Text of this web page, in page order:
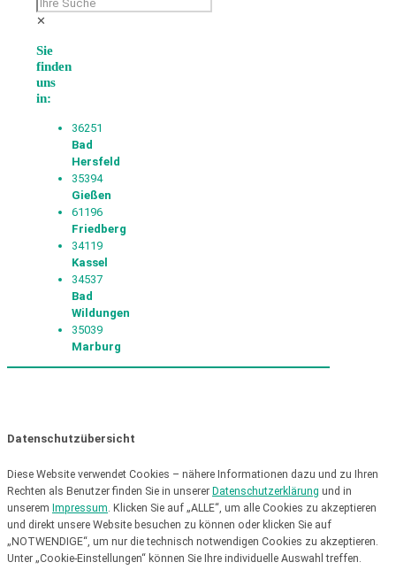
✕
Sie
finden
uns
in:
36251
Bad
Hersfeld
35394
Gießen
61196
Friedberg
34119
Kassel
34537
Bad
Wildungen
35039
Marburg
Datenschutzübersicht
Diese Website verwendet Cookies – nähere Informationen dazu und zu Ihren
Rechten als Benutzer finden Sie in unserer Datenschutzerklärung und in
unserem Impressum . Klicken Sie auf „ALLE“, um alle Cookies zu akzeptieren
und direkt unsere Website besuchen zu können oder klicken Sie auf
„NOTWENDIGE“, um nur die technisch notwendigen Cookies zu akzeptieren.
Unter „Cookie-Einstellungen“ können Sie Ihre individuelle Auswahl treffen.